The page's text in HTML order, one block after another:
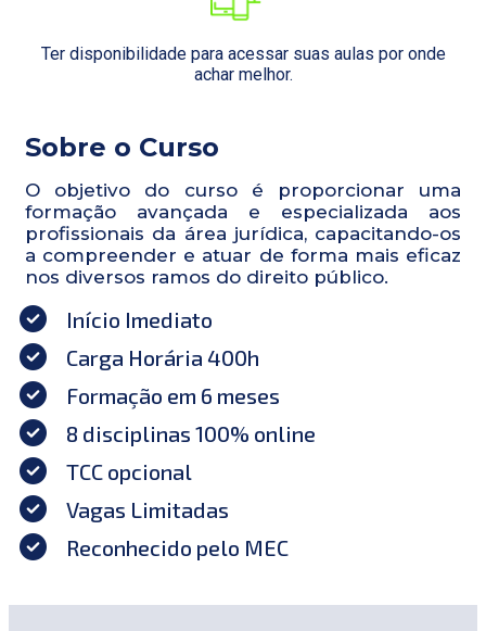
Ter disponibilidade para acessar suas aulas por onde
achar melhor.
Sobre o Curso
O objetivo do curso é proporcionar uma
formação avançada e especializada aos
profissionais da área jurídica, capacitando-os
a compreender e atuar de forma mais eficaz
nos diversos ramos do direito público.
Início Imediato
Carga Horária 400h
Formação em 6 meses
8 disciplinas 100% online
TCC opcional
Vagas Limitadas
Reconhecido pelo MEC